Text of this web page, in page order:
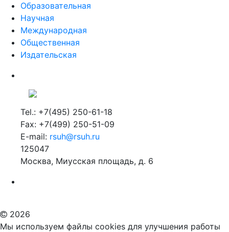
Образовательная
Научная
Международная
Общественная
Издательская
Tel.: +7(495) 250-61-18
Fax: +7(499) 250-51-09
E-mail: rsuh@rsuh.ru
125047
Москва, Миусская площадь, д. 6
2026
Мы используем файлы cookies для улучшения работы